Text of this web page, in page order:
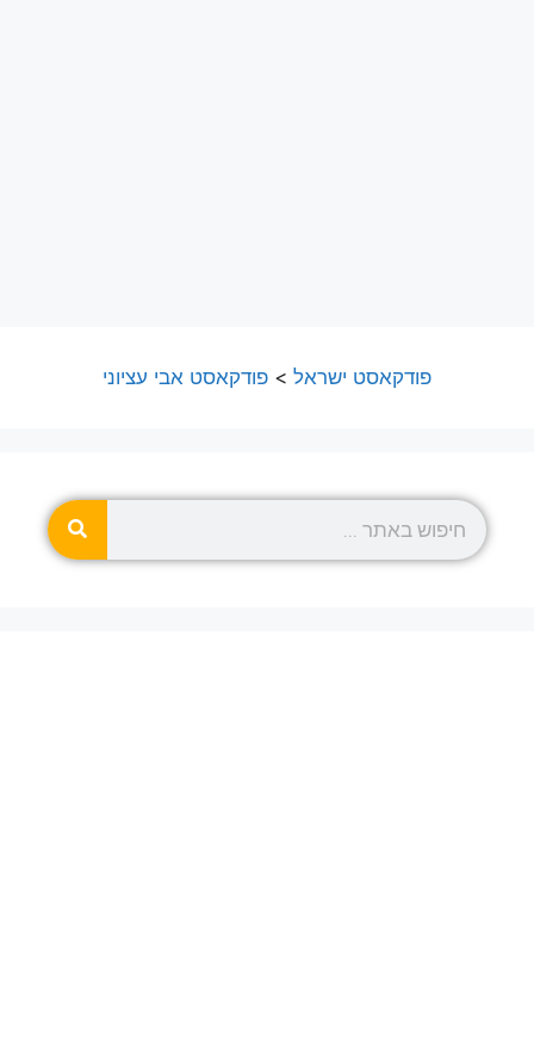
פודקאסט ישראל > פודקאסט אבי עציוני